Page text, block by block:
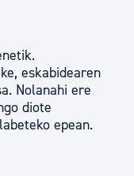
eskabidearen
Nolanahi ere
diote
epean.